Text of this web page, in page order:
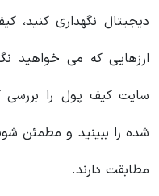
دیجیتال نگهداری کنید،
ارزهایی که می خواهید
سایت کیف پول را بررسی
شده را ببینید و مطمئن
مطابقت دارند.